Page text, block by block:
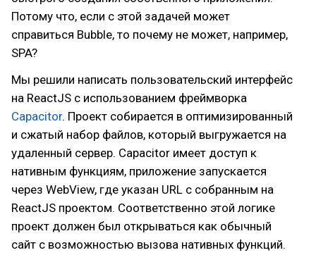
Потому что, если с этой задачей может
справиться Bubble, то почему не может, например,
SPA?
Мы решили написать пользовательский интерфейс
на ReactJS с использованием фреймворка
Capacitor. Проект собирается в оптимизированный
и сжатый набор файлов, который выгружается на
удаленный сервер. Capacitor имеет доступ к
нативным функциям, приложение запускается
через WebView, где указан URL с собранным на
ReactJS проектом. Соответственно этой логике
проект должен был открываться как обычный
сайт с возможностью вызова нативных функций.